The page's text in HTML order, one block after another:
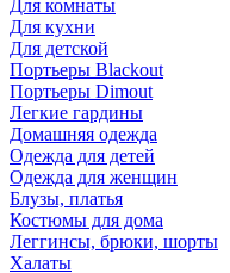
Для комнаты
Для кухни
Для детской
Портьеры Blackout
Портьеры Dimout
Легкие гардины
Домашняя одежда
Одежда для детей
Одежда для женщин
Блузы, платья
Костюмы для дома
Леггинсы, брюки, шорты
Халаты